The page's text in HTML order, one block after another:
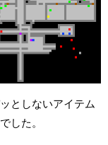
としないアイテム
した。